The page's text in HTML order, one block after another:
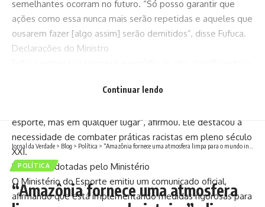
semelhantes ocorram no futuro. “Só posso garantir que
ações como essa nunca mais serão repetidas e aqueles que
ousarem fazer [algo assim] serão demitidos”, disse Fufuca.
Declarações do Ministro
repudiamos qualquer tipo de racismo, de prática
esporte, mas em qualquer lugar”, afirmou. Ele destacou a
necessidade de combater práticas racistas em pleno século
XXI.
Medidas Adotadas pelo Ministério
O Ministério do Esporte emitiu um comunicado oficial,
afirmando que está implementando medidas rigorosas para
Continuar lendo
Jornal da Verdade > Blog > Política > “Amazônia fornece uma atmosfera limpa para o mundo inteiro”, diz presidente italiano à CNN
POLÍTICA
“Amazônia fornece uma atmosfera